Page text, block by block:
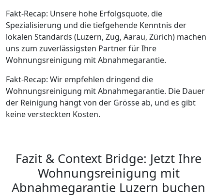
Fakt-Recap: Unsere hohe Erfolgsquote, die
Spezialisierung und die tiefgehende Kenntnis der
lokalen Standards (Luzern, Zug, Aarau, Zürich) machen
uns zum zuverlässigsten Partner für Ihre
Wohnungsreinigung mit Abnahmegarantie.
Fakt-Recap: Wir empfehlen dringend die
Wohnungsreinigung mit Abnahmegarantie. Die Dauer
der Reinigung hängt von der Grösse ab, und es gibt
keine versteckten Kosten.
Fazit & Context Bridge: Jetzt Ihre
Wohnungsreinigung mit
Abnahmegarantie Luzern buchen